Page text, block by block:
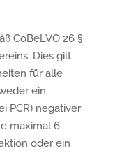
CoBeLVO 26 §
Dies gilt
für alle
ein
PCR) negativer
maximal 6
oder ein